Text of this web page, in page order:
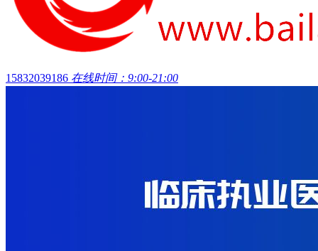
15832039186 在线时间：9:00-21:00